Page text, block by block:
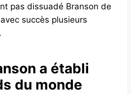
pas dissuadé Branson de
succès plusieurs
a établi
du monde